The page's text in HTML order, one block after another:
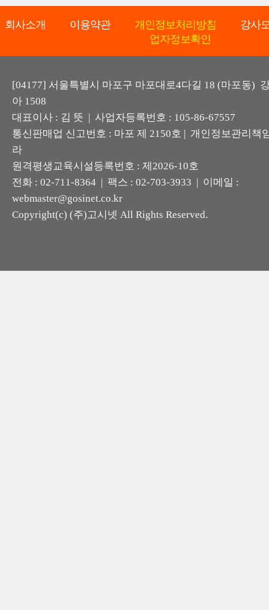
회사소개 이용약관 개인정보처리방침
강사
업자정보확인
[04177] 서울특별시 마포구 마포대로4다길 18 (마포동)
아 1508
대표이사 : 김 뜻 | 사업자등록번호 : 105-86-67557
통신판매업 신고번호 : 마포 제 2150호 | 개인정보관리책
라
원격평생교육시설등록번호 : 제2026-10호
전화 : 02-711-8364 | 팩스 : 02-703-3933 | 이메일 :
webmaster@gosinet.co.kr
Copyright(c) (주)고시넷 All Rights Reserved.